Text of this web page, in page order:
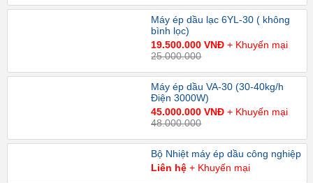
Máy ép dầu lạc 6YL-30 ( không
bình lọc)
19.500.000 VNĐ+ Khuyến mại
25.000.000
Máy ép dầu VA-30 (30-40kg/h
Điện 3000W)
45.000.000 VNĐ+ Khuyến mại
48.000.000
Bộ Nhiệt máy ép dầu công nghiệp
Liên hệ+ Khuyến mại